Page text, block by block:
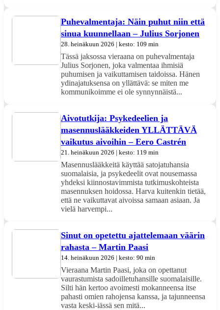
Puhevalmentaja: Näin puhut niin että
sinua kuunnellaan – Julius Sorjonen
28. heinäkuun 2026 | kesto: 109 min
Tässä jaksossa vieraana on puhevalmentaja
Julius Sorjonen, joka valmentaa ihmisiä
puhumisen ja vaikuttamisen taidoissa. Hänen
ydinajatuksensa on yllättävä: se miten me
kommunikoimme ei ole synnynnäistä...
Aivotutkija: Psykedeelien ja
masennuslääkkeiden YLLÄTTÄVÄ
vaikutus aivoihin – Eero Castrén
21. heinäkuun 2026 | kesto: 119 min
Masennuslääkkeitä käyttää satojatuhansia
suomalaisia, ja psykedeelit ovat nousemassa
yhdeksi kiinnostavimmista tutkimuskohteista
masennuksen hoidossa. Harva kuitenkin tietää,
että ne vaikuttavat aivoissa samaan asiaan. Ja
vielä harvempi...
Sinut on opetettu ajattelemaan väärin
rahasta – Martin Paasi
14. heinäkuun 2026 | kesto: 90 min
Vieraana Martin Paasi, joka on opettanut
vaurastumista sadoilletuhansille suomalaisille.
Silti hän kertoo avoimesti mokanneensa itse
pahasti omien rahojensa kanssa, ja tajunneensa
vasta keski-iässä sen mitä...